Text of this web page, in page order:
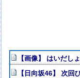
【画像】 はいだし
【日向坂46】 次回